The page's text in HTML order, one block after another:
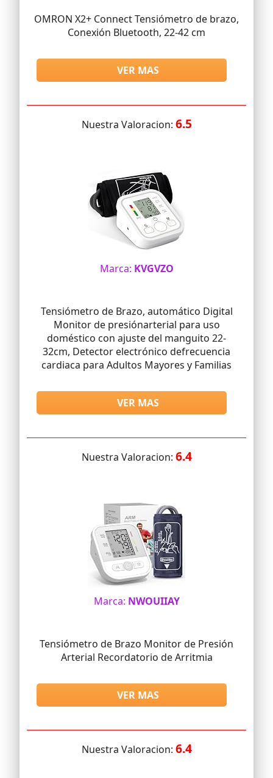
OMRON X2+ Connect Tensiómetro de brazo,
Conexión Bluetooth, 22-42 cm
VER MAS
Nuestra Valoracion: 6.5
Marca: KVGVZO
Tensiómetro de Brazo, automático Digital
Monitor de presiónarterial para uso
doméstico con ajuste del manguito 22-
32cm, Detector electrónico defrecuencia
cardiaca para Adultos Mayores y Familias
VER MAS
Nuestra Valoracion: 6.4
Marca: NWOUIIAY
Tensiómetro de Brazo Monitor de Presión
Arterial Recordatorio de Arritmia
VER MAS
Nuestra Valoracion: 6.4